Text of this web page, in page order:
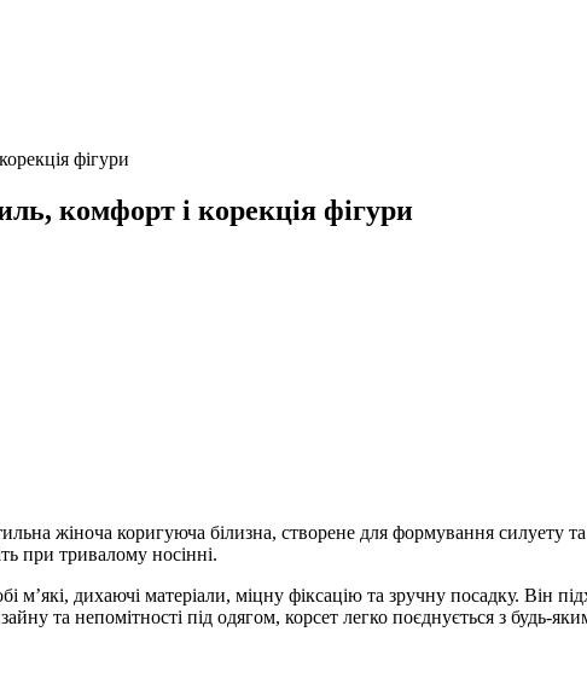
фігури
комфорт і корекція фігури
жіноча коригуюча білизна, створене для формування
при тривалому носінні.
дихаючі матеріали, міцну фіксацію та зручну посадку. Він
та непомітності під одягом, корсет легко поєднується з будь-